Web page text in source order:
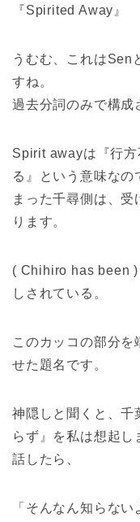
『Spirited Away』
うむむ、これはSen
すね。
過去分詞のみで構成
Spirit awayは『行方
る』という意味なの
まった千尋側は、
ります。
( Chihiro has been
しされている。
このカッコの部分を
せた題名です。
神隠しと聞くと、千
らず』を私は想起し
話したら、
「そんなん知らない